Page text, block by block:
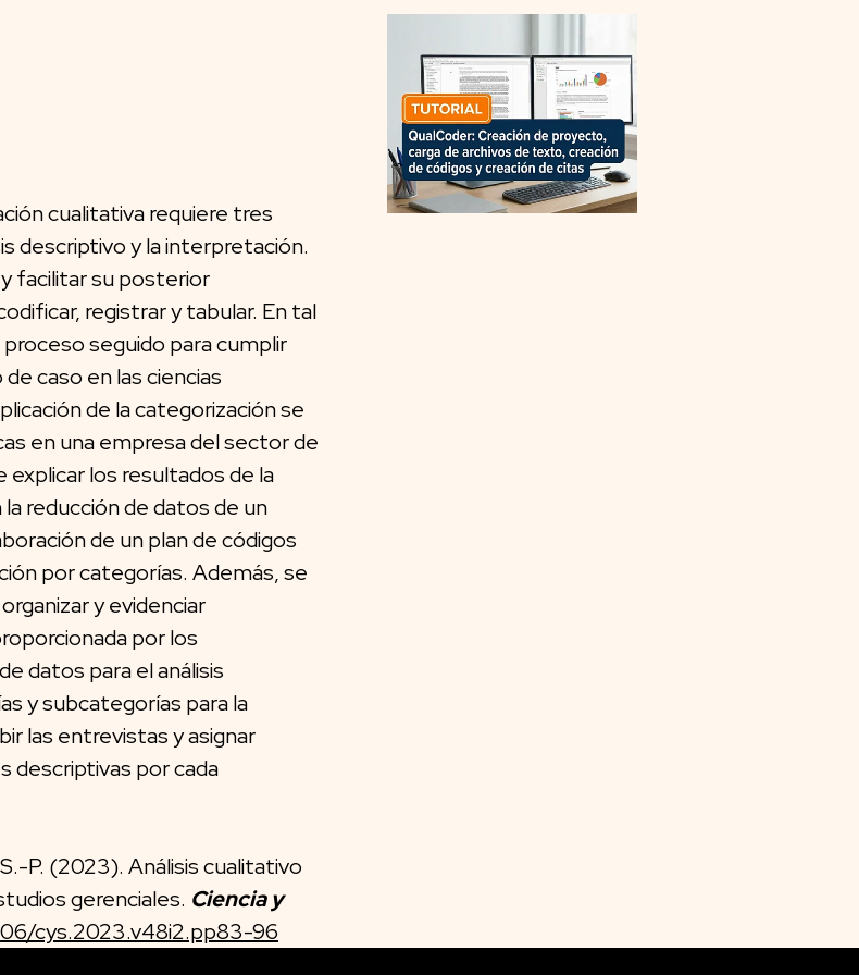
cualitativa requiere tres
descriptivo y la interpretación.
facilitar su posterior
registrar y tabular. En tal
seguido para cumplir
caso en las ciencias
de la categorización se
en una empresa del sector de
los resultados de la
reducción de datos de un
de un plan de códigos
por categorías. Además, se
y evidenciar
por los
datos para el análisis
y subcategorías para la
las entrevistas y asignar
descriptivas por cada
P. (2023). Análisis cualitativo
gerenciales. Ciencia y
cys.2023.v48i2.pp83-96